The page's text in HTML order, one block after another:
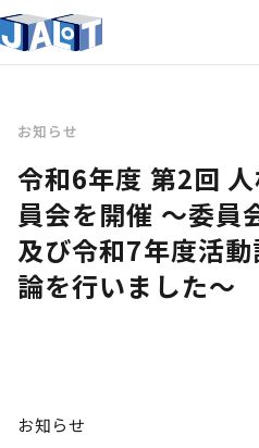
お知らせ
令和6年度 第2回
員会を開催 ～委員
及び令和7年度活
論を行いました～
お知らせ